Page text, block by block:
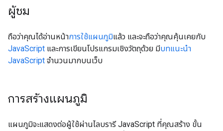
ผู้ชม
ถือว่าคุณได้อ่านหน้าการใช้แผนภูมิแล้ว และจะถือว่าคุณคุ้นเคยกับ
JavaScript และการเขียนโปรแกรมเชิงวัตถุด้วย มีบทแนะนำ
JavaScript จำนวนมากบนเว็บ
การสร้างแผนภูมิ
แผนภูมิจะแสดงต่อผู้ใช้ผ่านไลบรารี JavaScript ที่คุณสร้าง ขั้น